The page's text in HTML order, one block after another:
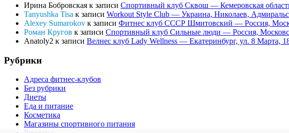
Ирина Бобровская к записи Спортивный клуб Сквош — Кемеровская
Tanyushka Tisa к записи Workout Style Club — Украина, Николаев,
Alexey Sumarokov к записи Фитнес клуб СССР Шмитовский — Россия,
Роман Кругов к записи Спортивный клуб Сильные люди — Россия,
Anatoly2 к записи Велнес клуб Lady Wellness — Екатеринбург, ул. 8 Марта,
Рубрики
Адреса фитнес-клубов
Без рубрики
Диеты
Еда и питание
Косметика
Магазины спортивного питания